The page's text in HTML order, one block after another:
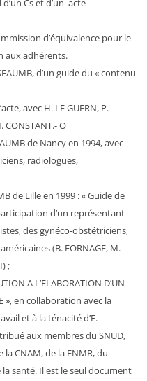
Cs et d’un acte
d’équivalence pour le
aux adhérents.
d’un guide du « contenu
avec H. LE GUERN, P.
CONSTANT.- O
de Nancy en 1994, avec
radiologues,
de Lille en 1999 : « Guide de
d’un représentant
des gynéco-obstétriciens,
(B. FORNAGE, M.
;
A L’ELABORATION D’UN
», en collaboration avec la
et à la ténacité d’E.
aux membres du SNUD,
CNAM, de la FNMR, du
la santé. Il est le seul document